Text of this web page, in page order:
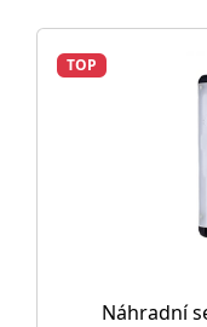
TOP
Náhradní